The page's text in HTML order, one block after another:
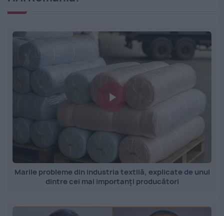
Marile probleme din industria textilă, explicate de unul
dintre cei mai importanți producători